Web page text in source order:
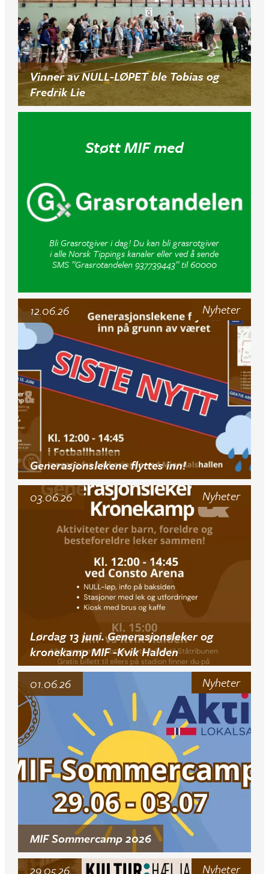
Vinner av NULL-LØPET ble Tobias og
Fredrik Lie
Støtt MIF med
Bli Grasrotgiver i dag! Du kan bli grasrotgiver
i alle Norsk Tippings kanaler eller ved å sende
SMS ”Grasrotandelen 937739443” til 60000
Nyheter
Generasjonslekene flyttes inn!
12.06.26
Nyheter
Lørdag 13 juni. Generasjonsleker og
kronekamp MIF -Kvik Halden
03.06.26
Nyheter
MIF Sommercamp 2026
01.06.26
Nyheter
29.05.26